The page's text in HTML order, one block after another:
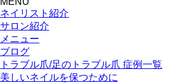
ネイリスト紹介
サロン紹介
メニュー
ブログ
トラブル爪/足のトラブル爪 症例一覧
美しいネイルを保つために